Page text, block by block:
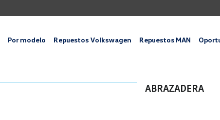
Por modelo Repuestos Volkswagen Repuestos MAN
ABRAZADERA